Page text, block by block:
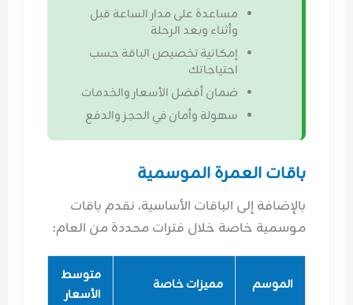
مساعدة على مدار الساعة قبل
وأثناء وبعد الرحلة
إمكانية تخصيص الباقة حسب
احتياجاتك
ضمان أفضل الأسعار والخدمات
سهولة وأمان في الحجز والدفع
باقات العمرة الموسمية
بالإضافة إلى الباقات الأساسية، نقدم باقات
موسمية خاصة خلال فترات محددة من العام:
الموسم مميزات خاصة
متوسط
الأسعار